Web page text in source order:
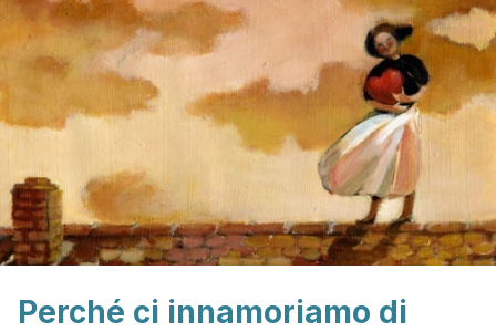
Perché ci innamoriamo di